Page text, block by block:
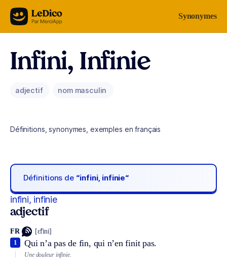
Aller au contenu Synonymes
Infini, Infinie
adjectif nom masculin
Définitions, synonymes, exemples en français
Définitions de “infini, infinie“
infini, infinie
adjectif
FR [ɛ̃fini]
Qui n’a pas de fin, qui n’en finit pas.
1
Une douleur infinie.